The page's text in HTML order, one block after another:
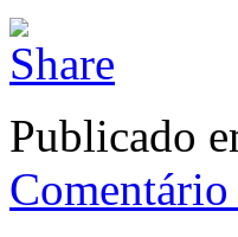
Publicado
Comentário